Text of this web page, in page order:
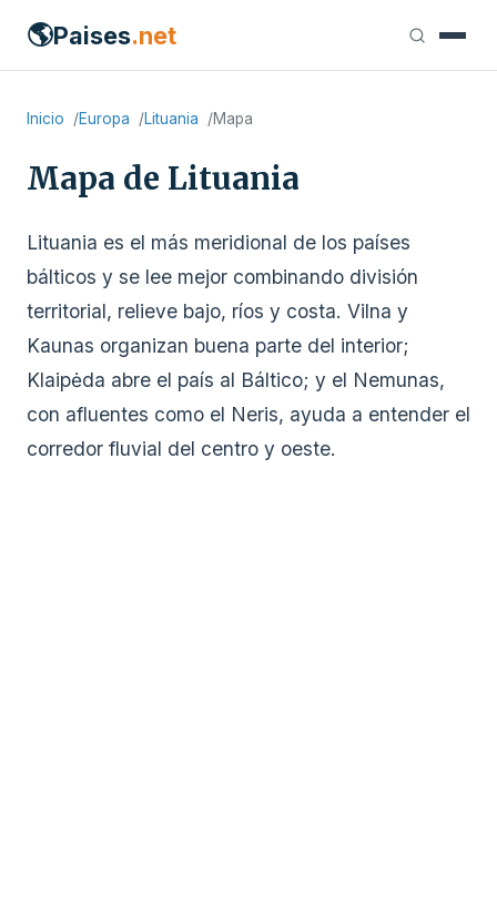
🌎Paises.net
Inicio Europa Lituania Mapa
Mapa de Lituania
Lituania es el más meridional de los países
bálticos y se lee mejor combinando división
territorial, relieve bajo, ríos y costa. Vilna y
Kaunas organizan buena parte del interior;
Klaipėda abre el país al Báltico; y el Nemunas,
con afluentes como el Neris, ayuda a entender el
corredor fluvial del centro y oeste.